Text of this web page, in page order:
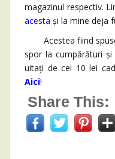
magazinul respectiv.
acesta și la mine deja
Acestea fiind
spor la cumpărături
uitați de cei 10 lei
Aici!
Share This: